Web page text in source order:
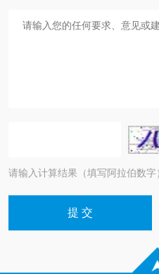
请输入计算结果（填写阿拉伯数